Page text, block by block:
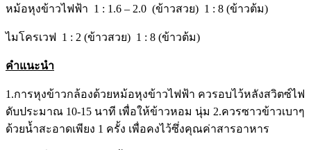
หม้อหุงข้าวไฟฟ้า 1 : 1.6 – 2.0 (ข้าวสวย) 1 : 8 (ข้าวต้ม)
ไมโครเวฟ 1 : 2 (ข้าวสวย) 1 : 8 (ข้าวต้ม)
คำแนะนำ
1.การหุงข้าวกล้องด้วยหม้อหุงข้าวไฟฟ้า ควรอบไว้หลังสวิตซ์ไฟ
ดับประมาณ 10-15 นาที เพื่อให้ข้าวหอม นุ่ม 2.ควรซาวข้าวเบาๆ
ด้วยน้ำสะอาดเพียง 1 ครั้ง เพื่อคงไว้ซึ่งคุณค่าสารอาหาร